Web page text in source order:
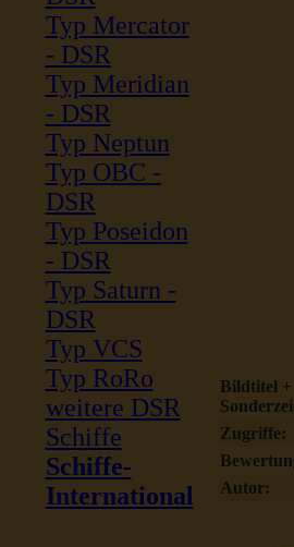
Typ Mercator
- DSR
Typ Meridian
- DSR
Typ Neptun
Typ OBC -
DSR
Typ Poseidon
- DSR
Typ Saturn -
DSR
Typ VCS
Typ RoRo
weitere DSR
Schiffe
Schiffe-
International
Bildtitel +
Zugriffe:
Autor: